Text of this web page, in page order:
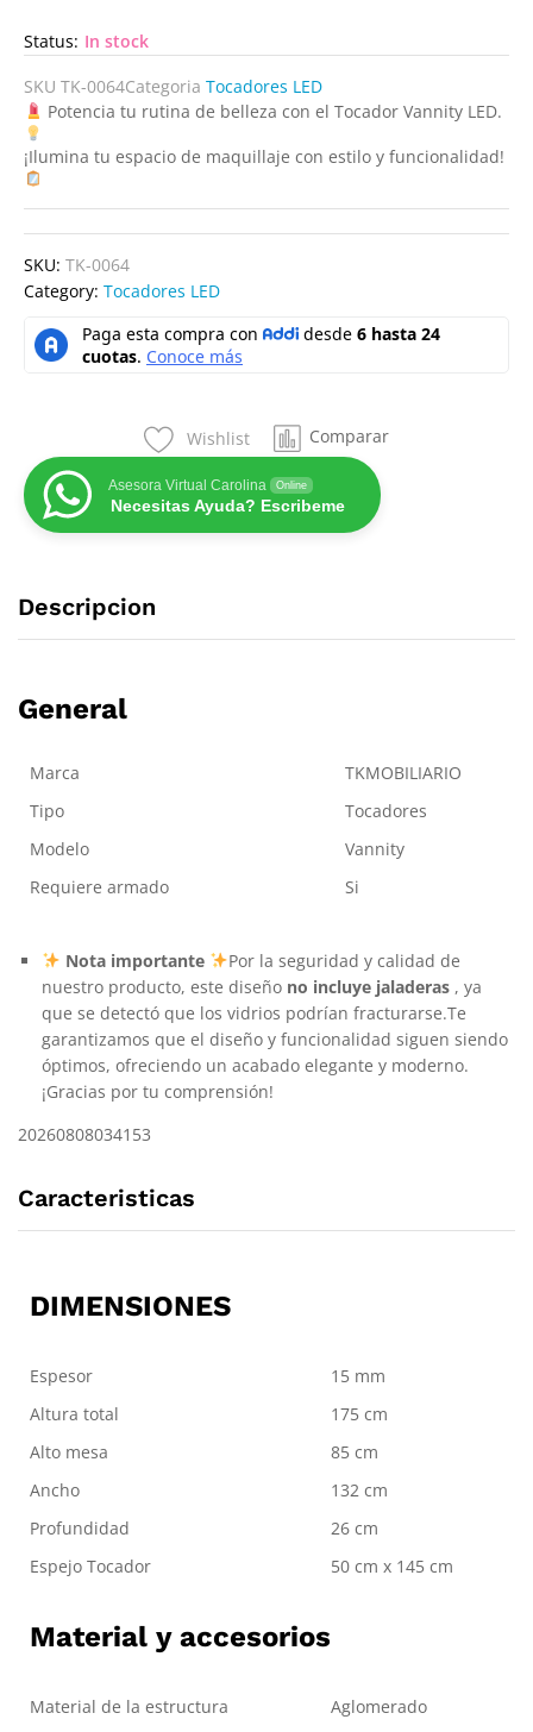
Status: In stock
SKU TK-0064Categoria Tocadores LED
Potencia tu rutina de belleza con el Tocador Vannity LED.
¡Ilumina tu espacio de maquillaje con estilo y funcionalidad!
SKU: TK-0064
Category: Tocadores LED
Wishlist Comparar
Asesora Virtual Carolina Online
Necesitas Ayuda? Escribeme
Descripcion
General
Marca
TKMOBILIARIO
Tipo
Tocadores
Modelo
Vannity
Requiere armado
Si
Nota importante
Por la seguridad y calidad de
nuestro producto, este diseño no incluye jaladeras , ya
que se detectó que los vidrios podrían fracturarse.Te
garantizamos que el diseño y funcionalidad siguen siendo
óptimos, ofreciendo un acabado elegante y moderno.
¡Gracias por tu comprensión!
20260808034153
Caracteristicas
DIMENSIONES
Espesor
15 mm
Altura total
175 cm
Alto mesa
85 cm
Ancho
132 cm
Profundidad
26 cm
Espejo Tocador
50 cm x 145 cm
Material y accesorios
Material de la estructura
Aglomerado